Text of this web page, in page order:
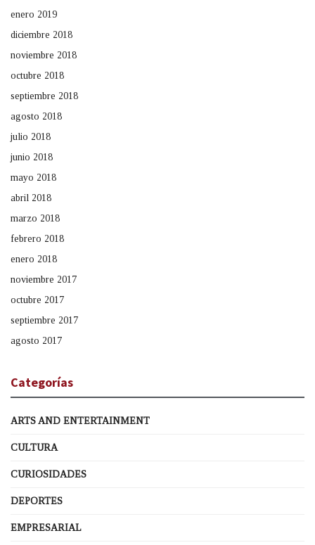
enero 2019
diciembre 2018
noviembre 2018
octubre 2018
septiembre 2018
agosto 2018
julio 2018
junio 2018
mayo 2018
abril 2018
marzo 2018
febrero 2018
enero 2018
noviembre 2017
octubre 2017
septiembre 2017
agosto 2017
Categorías
ARTS AND ENTERTAINMENT
CULTURA
CURIOSIDADES
DEPORTES
EMPRESARIAL